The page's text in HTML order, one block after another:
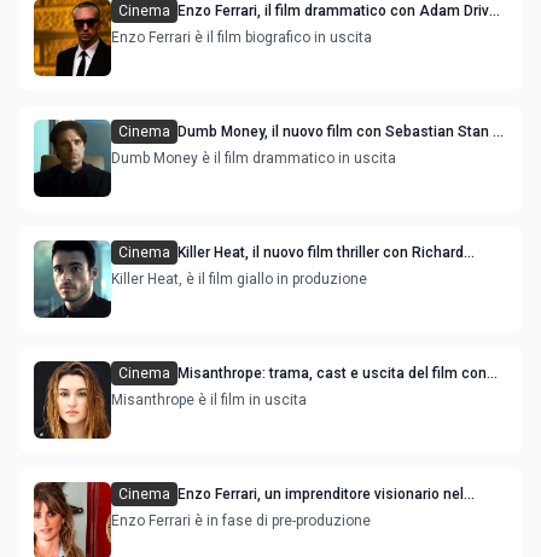
Cinema
Enzo Ferrari, il film drammatico con Adam Driver
e Penelope Cruz
Enzo Ferrari è il film biografico in uscita
Cinema
Dumb Money, il nuovo film con Sebastian Stan e
Seth Rogen
Dumb Money è il film drammatico in uscita
Cinema
Killer Heat, il nuovo film thriller con Richard
Madden e Shailene Woodley
Killer Heat, è il film giallo in produzione
Cinema
Misanthrope: trama, cast e uscita del film con
Shailene Woodley
Misanthrope è il film in uscita
Cinema
Enzo Ferrari, un imprenditore visionario nel
nuovo film con Penelope Cruz e Adam Driver
Enzo Ferrari è in fase di pre-produzione